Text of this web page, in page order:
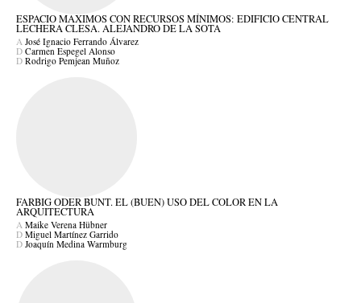
ESPACIO MAXIMOS CON RECURSOS MÍNIMOS: EDIFICIO CENTRAL
LECHERA CLESA. ALEJANDRO DE LA SOTA
A José Ignacio Ferrando Álvarez
D Carmen Espegel Alonso
D Rodrigo Pemjean Muñoz
FARBIG ODER BUNT. EL (BUEN) USO DEL COLOR EN LA
ARQUITECTURA
A Maike Verena Hübner
D Miguel Martínez Garrido
D Joaquín Medina Warmburg